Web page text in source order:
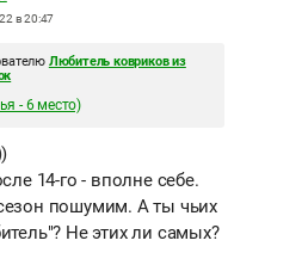
в 20:47
Любитель ковриков из
- 6 место)
14-го - вполне себе.
пошумим. А ты чьих
Не этих ли самых?